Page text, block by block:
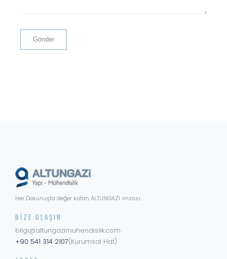
Her Dokunuşta değer katan ALTUNGAZİ imzası.
BIZE ULAŞIN
bilgi@altungazimuhendislik.com
+90 541 314 2107(Kurumsal Hat)